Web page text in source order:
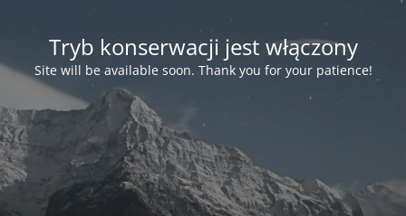
Tryb konserwacji jest włączony
Site will be available soon. Thank you for your patience!